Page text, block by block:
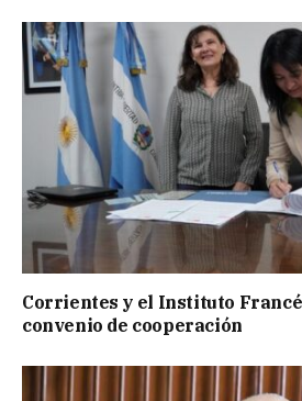
Corrientes y el Instituto
convenio de cooperación